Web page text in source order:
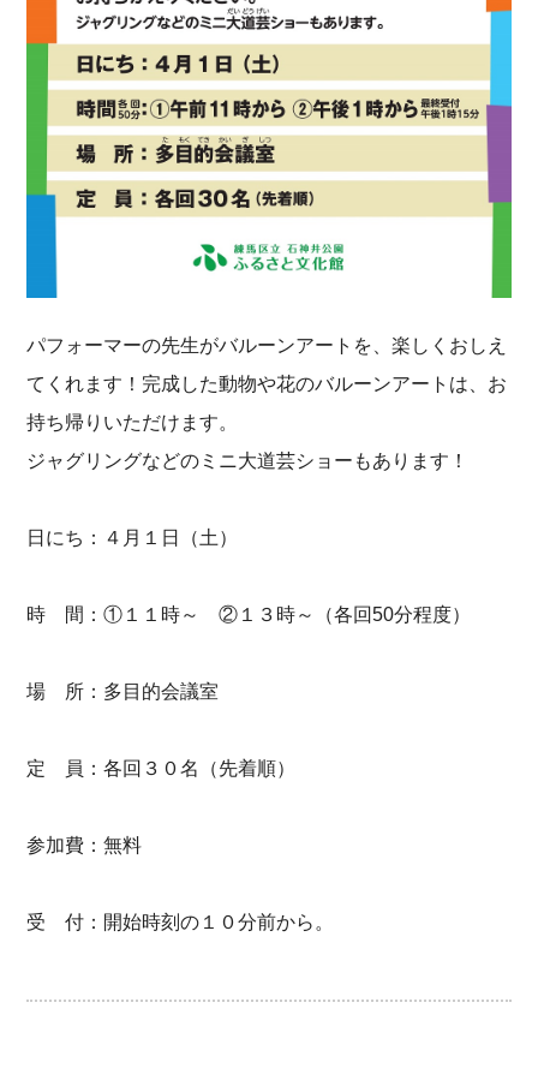
パフォーマーの先生がバルーンアートを、楽しくおしえ
てくれます！完成した動物や花のバルーンアートは、お
持ち帰りいただけます。
ジャグリングなどのミニ大道芸ショーもあります！
日にち：４月１日（土）
時 間：①１１時～ ②１３時～（各回50分程度）
場 所：多目的会議室
定 員：各回３０名（先着順）
参加費：無料
受 付：開始時刻の１０分前から。